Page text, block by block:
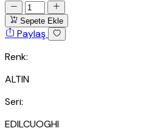
Sepete Ekle
Paylaş
Renk:
ALTIN
Seri:
EDILCUOGHI